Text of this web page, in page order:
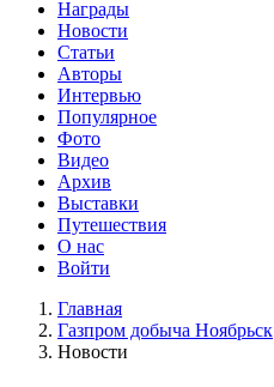
Награды
Новости
Статьи
Авторы
Интервью
Популярное
Фото
Видео
Архив
Выставки
Путешествия
О нас
Войти
Главная
Газпром добыча Ноябрьск
Новости